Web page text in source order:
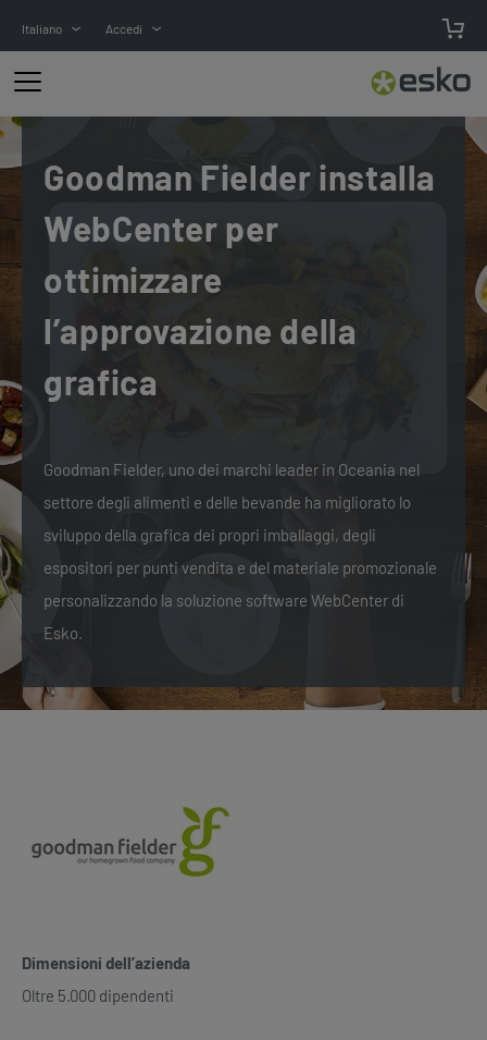
Italiano Accedi
Goodman Fielder installa
WebCenter per
ottimizzare
l’approvazione della
grafica
Goodman Fielder, uno dei marchi leader in Oceania nel
settore degli alimenti e delle bevande ha migliorato lo
sviluppo della grafica dei propri imballaggi, degli
espositori per punti vendita e del materiale promozionale
personalizzando la soluzione software WebCenter di
Esko.
Dimensioni dell’azienda
Oltre 5.000 dipendenti